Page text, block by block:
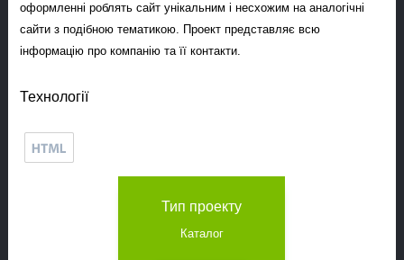
оформленні роблять сайт унікальним і несхожим на аналогічні
сайти з подібною тематикою. Проект представляє всю
інформацію про компанію та її контакти.
Технології
Тип проекту
Каталог